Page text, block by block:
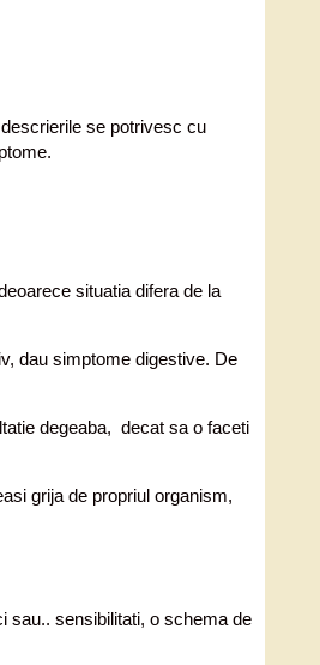
se potrivesc cu
situatia difera de la
dau simptome digestive. De
degeaba, decat sa o faceti
grija de propriul organism,
sau.. sensibilitati, o schema de